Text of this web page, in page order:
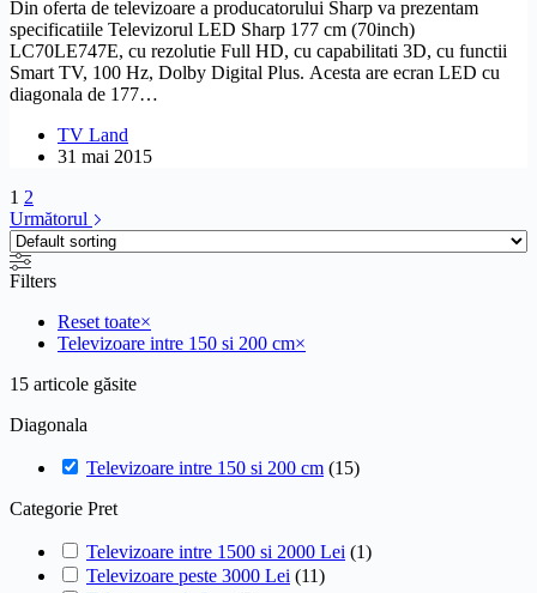
Din oferta de televizoare a producatorului Sharp va prezentam
specificatiile Televizorul LED Sharp 177 cm (70inch)
LC70LE747E, cu rezolutie Full HD, cu capabilitati 3D, cu functii
Smart TV, 100 Hz, Dolby Digital Plus. Acesta are ecran LED cu
diagonala de 177…
TV Land
31 mai 2015
1 2
Următorul
Filters
Reset toate×
Televizoare intre 150 si 200 cm×
15 articole găsite
Diagonala
Televizoare intre 150 si 200 cm (15)
Categorie Pret
Televizoare intre 1500 si 2000 Lei (1)
Televizoare peste 3000 Lei (11)